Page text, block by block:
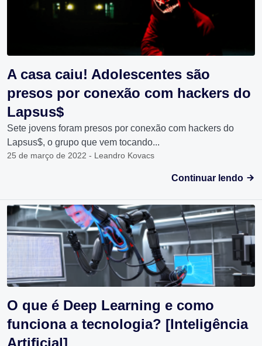
A casa caiu! Adolescentes são
presos por conexão com hackers do
Lapsus$
Sete jovens foram presos por conexão com hackers do
Lapsus$, o grupo que vem tocando...
25 de março de 2022 - Leandro Kovacs
Continuar lendo
O que é Deep Learning e como
funciona a tecnologia? [Inteligência